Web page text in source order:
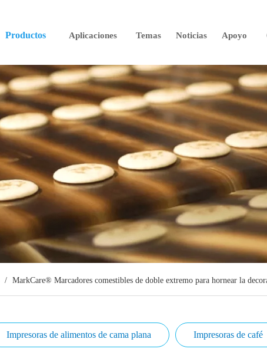
Productos Aplicaciones Temas Noticias Apoyo
/ MarkCare® Marcadores comestibles de doble extremo para hornear la
Impresoras de alimentos de cama plana Impresoras de café